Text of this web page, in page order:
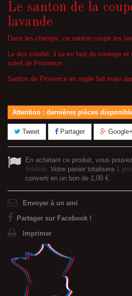
Le santon de la
lavande
Dans les champs, ce santon coupe les
Le dos courbé, il lui en faut du courage
soleil de Provence...
Santon de Provence en argile fait main
Attention : dernières pièces
Tweet Partager Google+
En achetant ce produit, vous
fidélité. Votre panier totalisera 1
converti en un bon de 1,00 €.
Envoyer à un ami
Partager sur Facebook !
Imprimer